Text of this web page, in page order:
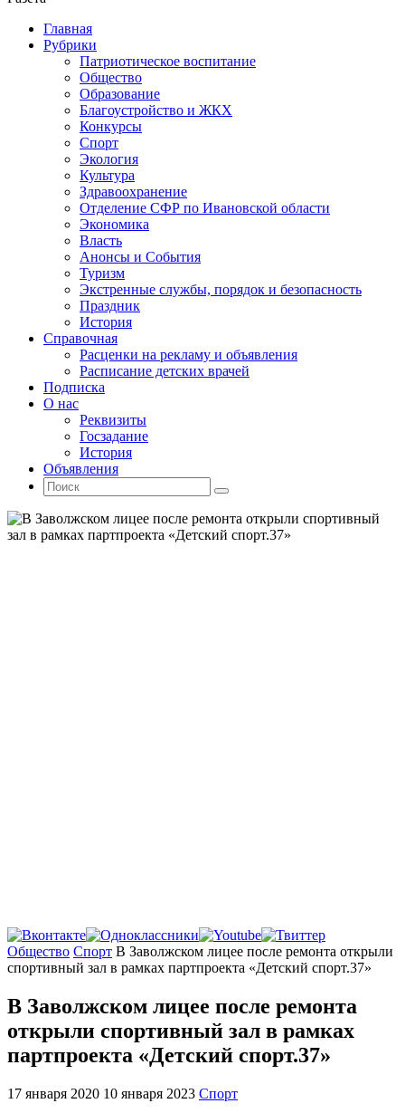
Промотать
содержимому
Главная
Рубрики
Патриотическое воспитание
Общество
Образование
Благоустройство и ЖКХ
Конкурсы
Спорт
Экология
Культура
Здравоохранение
Отделение СФР по Ивановской области
Экономика
Власть
Анонсы и События
Туризм
Экстренные службы, порядок и безопасность
Праздник
История
Справочная
Расценки на рекламу и объявления
Расписание детских врачей
Подписка
О нас
Реквизиты
Госзадание
История
Объявления
Поиск
Искать:
Поиск
Главная
Общество Спорт В Заволжском лицее после ремонта открыли
спортивный зал в рамках партпроекта «Детский спорт.37»
В Заволжском лицее после ремонта
открыли спортивный зал в рамках
партпроекта «Детский спорт.37»
17 января 2020 10 января 2023 Спорт